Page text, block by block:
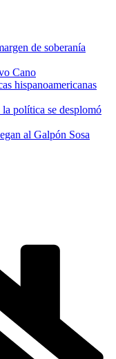
de soberanía
Cano
hispanoamericanas
política se desplomó
al Galpón Sosa